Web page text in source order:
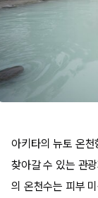
아키타의 뉴토 온
찾아갈 수 있는 관
의 온천수는 피부